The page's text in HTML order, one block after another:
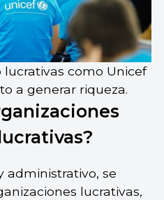
lucrativas como Unicef
a generar riqueza.
administrativo, se
lucrativas,